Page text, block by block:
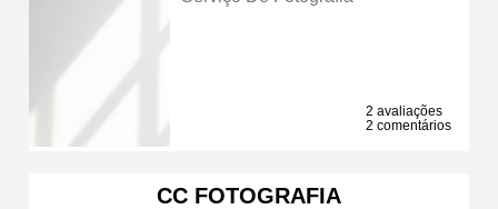
2 avaliações
2 comentários
CC FOTOGRAFIA